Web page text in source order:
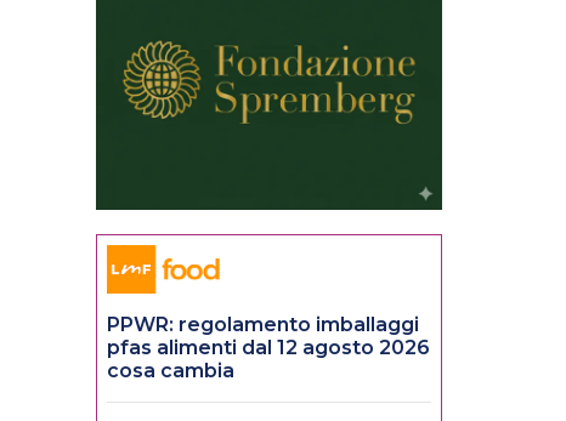
PPWR: regolamento imballaggi
pfas alimenti dal 12 agosto 2026
cosa cambia